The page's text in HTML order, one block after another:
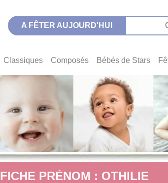
A FÊTER AUJOURD'HUI
Classiques Composés Bébés de Stars
FICHE PRÉNOM : OTHILIE